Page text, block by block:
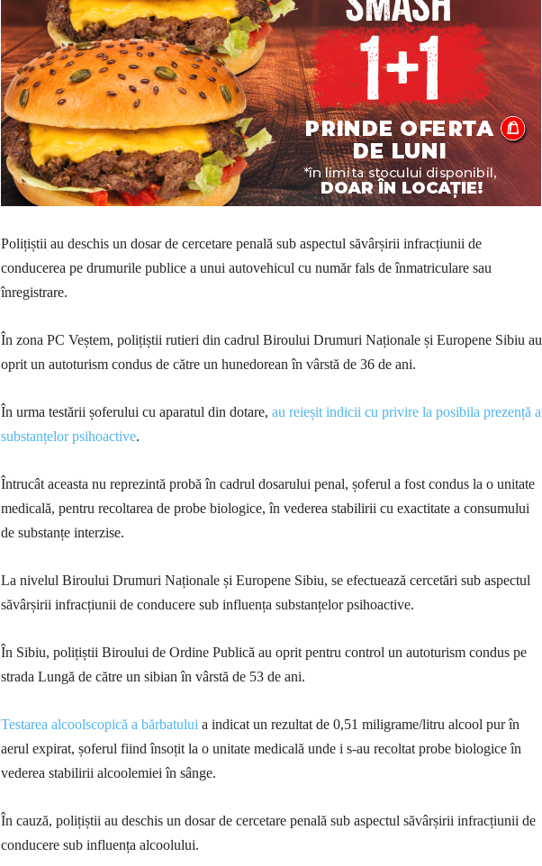
Polițiștii au deschis un dosar de cercetare penală sub aspectul săvârșirii infracțiunii de
conducerea pe drumurile publice a unui autovehicul cu număr fals de înmatriculare sau
înregistrare.
În zona PC Veștem, polițiștii rutieri din cadrul Biroului Drumuri Naționale și Europene Sibiu au
oprit un autoturism condus de către un hunedorean în vârstă de 36 de ani.
În urma testării șoferului cu aparatul din dotare, au reieșit indicii cu privire la posibila prezență a
substanțelor psihoactive.
Întrucât aceasta nu reprezintă probă în cadrul dosarului penal, șoferul a fost condus la o unitate
medicală, pentru recoltarea de probe biologice, în vederea stabilirii cu exactitate a consumului
de substanțe interzise.
La nivelul Biroului Drumuri Naționale și Europene Sibiu, se efectuează cercetări sub aspectul
săvârșirii infracțiunii de conducere sub influența substanțelor psihoactive.
În Sibiu, polițiștii Biroului de Ordine Publică au oprit pentru control un autoturism condus pe
strada Lungă de către un sibian în vârstă de 53 de ani.
Testarea alcoolscopică a bărbatului a indicat un rezultat de 0,51 miligrame/litru alcool pur în
aerul expirat, șoferul fiind însoțit la o unitate medicală unde i s-au recoltat probe biologice în
vederea stabilirii alcoolemiei în sânge.
În cauză, polițiștii au deschis un dosar de cercetare penală sub aspectul săvârșirii infracțiunii de
conducere sub influența alcoolului.